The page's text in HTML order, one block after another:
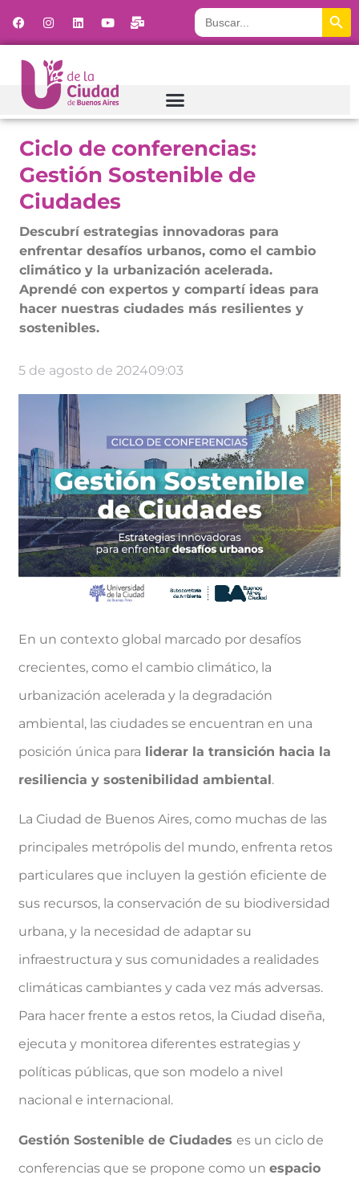
Buscar:
Ciclo de conferencias:
Gestión Sostenible de
Ciudades
Descubrí estrategias innovadoras para
enfrentar desafíos urbanos, como el cambio
climático y la urbanización acelerada.
Aprendé con expertos y compartí ideas para
hacer nuestras ciudades más resilientes y
sostenibles.
5 de agosto de 202409:03
En un contexto global marcado por desafíos
crecientes, como el cambio climático, la
urbanización acelerada y la degradación
ambiental, las ciudades se encuentran en una
posición única para liderar la transición hacia la
resiliencia y sostenibilidad ambiental.
La Ciudad de Buenos Aires, como muchas de las
principales metrópolis del mundo, enfrenta retos
particulares que incluyen la gestión eficiente de
sus recursos, la conservación de su biodiversidad
urbana, y la necesidad de adaptar su
infraestructura y sus comunidades a realidades
climáticas cambiantes y cada vez más adversas.
Para hacer frente a estos retos, la Ciudad diseña,
ejecuta y monitorea diferentes estrategias y
políticas públicas, que son modelo a nivel
nacional e internacional.
Gestión Sostenible de Ciudades es un ciclo de
conferencias que se propone como un espacio